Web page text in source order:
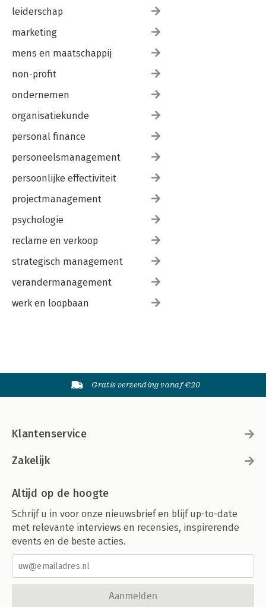
leiderschap
marketing
mens en maatschappij
non-profit
ondernemen
organisatiekunde
personal finance
personeelsmanagement
persoonlijke effectiviteit
projectmanagement
psychologie
reclame en verkoop
strategisch management
verandermanagement
werk en loopbaan
Gratis verzending vanaf €20
Klantenservice
Zakelijk
Altijd op de hoogte
Schrijf u in voor onze nieuwsbrief en blijf up-to-date
met relevante interviews en recensies, inspirerende
events en de beste acties.
Aanmelden